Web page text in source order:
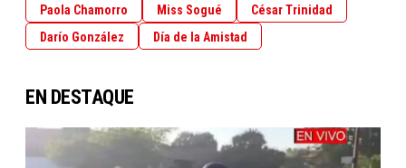
Paola Chamorro Miss Sogué
César Trinidad
Darío González
Día de la Amistad
EN DESTAQUE